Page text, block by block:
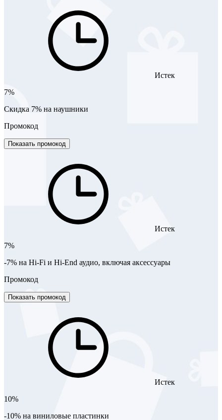
Истек
7%
Скидка 7% на наушники
Промокод
Показать промокод
Истек
7%
-7% на Hi-Fi и Hi-End аудио, включая аксессуары
Промокод
Показать промокод
Истек
10%
-10% на виниловые пластинки